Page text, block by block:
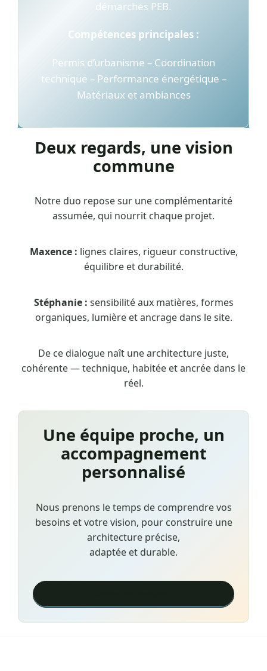
démarches PEB.
Compétences principales :
Permis d’urbanisme – Coordination
technique – Performance énergétique –
Matériaux et ambiances
Deux regards, une vision
commune
Notre duo repose sur une complémentarité
assumée, qui nourrit chaque projet.
Maxence : lignes claires, rigueur constructive,
équilibre et durabilité.
Stéphanie : sensibilité aux matières, formes
organiques, lumière et ancrage dans le site.
De ce dialogue naît une architecture juste,
cohérente — technique, habitée et ancrée dans le
réel.
Une équipe proche, un
accompagnement
personnalisé
Nous prenons le temps de comprendre vos
besoins et votre vision, pour construire une
architecture précise,
adaptée et durable.